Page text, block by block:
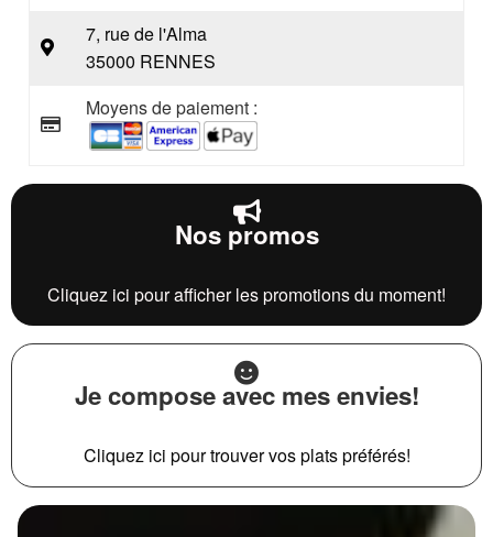
7, rue de l'Alma
35000 RENNES
Moyens de paiement :
Nos promos
Cliquez ici pour afficher les promotions du moment!
Je compose avec mes envies!
Cliquez ici pour trouver vos plats préférés!